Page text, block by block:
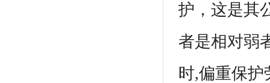
护，这是其
者是相对弱
时,偏重保护